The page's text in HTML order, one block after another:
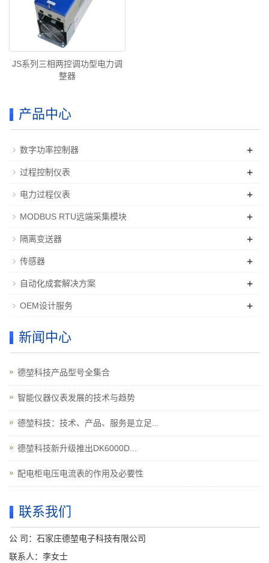
JS系列三相两控调功型电力调
整器
产品中心
数字功率控制器 +
过程控制仪表 +
电力过程仪表 +
MODBUS RTU远端采集模块 +
隔离变送器 +
传感器 +
自动化成套解决方案 +
OEM设计服务 +
新闻中心
德堃科技产品型号全集合
智能仪器仪表发展的技术与趋势
德堃科技：技术、产品、服务是立足...
德堃科技新升级推出DK6000D...
配电柜电压电流表的作用及必要性
联系我们
公 司：石家庄德堃电子科技有限公司
联系人：李女士